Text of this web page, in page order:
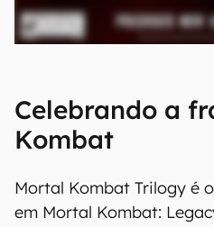
Celebrando a
Kombat
Mortal Kombat Trilogy é
em Mortal Kombat: